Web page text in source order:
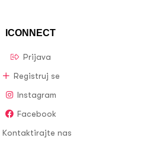
ICONNECT
Prijava
Registruj se
Instagram
Facebook
Kontaktirajte nas